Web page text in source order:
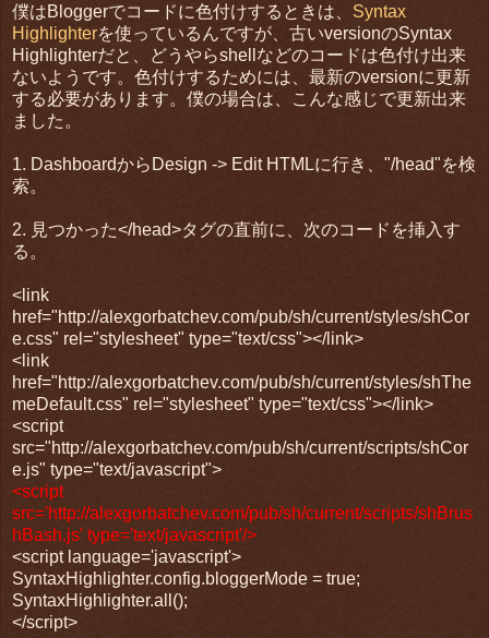
僕はBloggerでコードに色付けするときは、 Syntax
Highlighterを使っているんですが、古いversionのSyntax
Highlighterだと、どうやらshellなどのコードは色付け出来
ないようです。色付けするためには、最新のversionに更新
する必要があります。僕の場合は、こんな感じで更新出来
ました。
1. DashboardからDesign -> Edit HTMLに行き、"/head"を検
索。
2. 見つかった</head>タグの直前に、次のコードを挿入す
る。
<link
href="http://alexgorbatchev.com/pub/sh/current/styles/shCor
e.css" rel="stylesheet" type="text/css"></link>
<link
href="http://alexgorbatchev.com/pub/sh/current/styles/shThe
meDefault.css" rel="stylesheet" type="text/css"></link>
<script
src="http://alexgorbatchev.com/pub/sh/current/scripts/shCor
e.js" type="text/javascript">
<script
src='http://alexgorbatchev.com/pub/sh/current/scripts/shBrus
hBash.js' type='text/javascript'/>
<script language='javascript'>
SyntaxHighlighter.config.bloggerMode = true;
SyntaxHighlighter.all();
</script>